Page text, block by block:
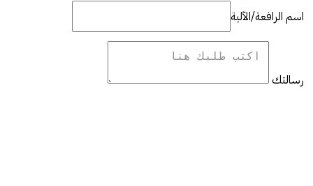
اسم الرافعة/الآلية
رسالتك